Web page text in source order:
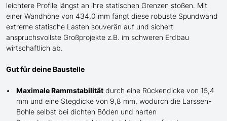
leichtere Profile längst an ihre statischen Grenzen stoßen. Mit
einer Wandhöhe von 434,0 mm fängt diese robuste Spundwand
extreme statische Lasten souverän auf und sichert
anspruchsvollste Großprojekte z.B. im schweren Erdbau
wirtschaftlich ab.
Gut für deine Baustelle
Maximale Rammstabilität durch eine Rückendicke von 15,4
mm und eine Stegdicke von 9,8 mm, wodurch die Larssen-
Bohle selbst bei dichten Böden und harten